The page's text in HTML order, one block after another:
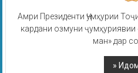
Амри Президенти Ҷумҳурии
кардани озмуни
ман» дар